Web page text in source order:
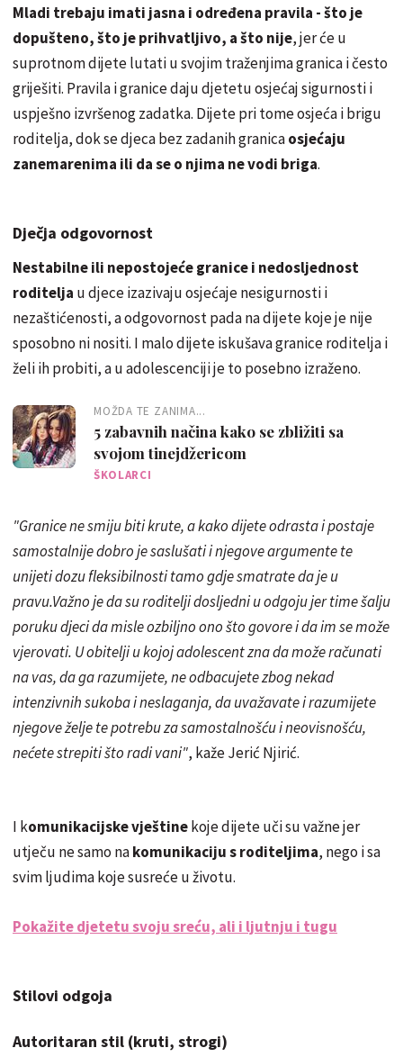
Mladi trebaju imati jasna i određena pravila - što je
dopušteno, što je prihvatljivo, a što nije, jer će u
suprotnom dijete lutati u svojim traženjima granica i često
griješiti. Pravila i granice daju djetetu osjećaj sigurnosti i
uspješno izvršenog zadatka. Dijete pri tome osjeća i brigu
roditelja, dok se djeca bez zadanih granicaosjećaju
zanemarenima ili da se o njima ne vodi briga.
Dječja odgovornost
Nestabilne ili nepostojeće granice i nedosljednost
roditelja u djece izazivaju osjećaje nesigurnosti i
nezaštićenosti, a odgovornost pada na dijete koje je nije
sposobno ni nositi. I malo dijete iskušava granice roditelja i
želi ih probiti, a u adolescenciji je to posebno izraženo.
MOŽDA TE ZANIMA...
5 zabavnih načina kako se zbližiti sa
svojom tinejdžericom
ŠKOLARCI
"Granice ne smiju biti krute, a kako dijete odrasta i postaje
samostalnije dobro je saslušati i njegove argumente te
unijeti dozu fleksibilnosti tamo gdje smatrate da je u
pravu.Važno je da su roditelji dosljedni u odgoju jer time šalju
poruku djeci da misle ozbiljno ono što govore i da im se može
vjerovati. U obitelji u kojoj adolescent zna da može računati
na vas, da ga razumijete, ne odbacujete zbog nekad
intenzivnih sukoba i neslaganja, da uvažavate i razumijete
njegove želje te potrebu za samostalnošću i neovisnošću,
nećete strepiti što radi vani", kaže Jerić Njirić.
I komunikacijske vještinekoje dijete uči su važne jer
utječu ne samo nakomunikaciju s roditeljima, nego i sa
svim ljudima koje susreće u životu.
Pokažite djetetu svoju sreću, ali i ljutnju i tugu
Stilovi odgoja
Autoritaran stil (kruti, strogi)